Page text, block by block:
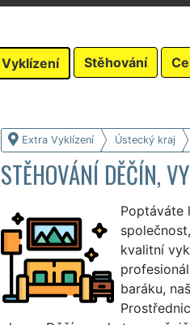
Vyklízení Stěhování
Extra Vyklízení Ústecký kraj
STĚHOVÁNÍ DĚČÍN,
Poptáváte
kvalitní
baráku,